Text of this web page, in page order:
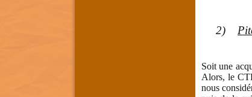
2)
Soit une
Alors, le
nous